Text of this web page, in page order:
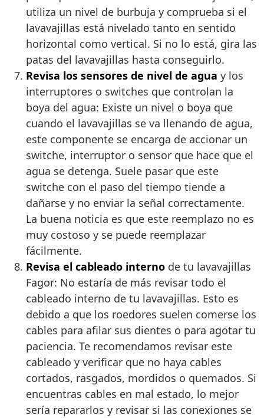
utiliza un nivel de burbuja y comprueba si el
lavavajillas está nivelado tanto en sentido
horizontal como vertical. Si no lo está, gira las
patas del lavavajillas hasta conseguirlo.
Revisa los sensores de nivel de agua y los
interruptores o switches que controlan la
boya del agua: Existe un nivel o boya que
cuando el lavavajillas se va llenando de agua,
este componente se encarga de accionar un
switche, interruptor o sensor que hace que el
agua se detenga. Suele pasar que este
switche con el paso del tiempo tiende a
dañarse y no enviar la señal correctamente.
La buena noticia es que este reemplazo no es
muy costoso y se puede reemplazar
fácilmente.
Revisa el cableado interno de tu lavavajillas
Fagor: No estaría de más revisar todo el
cableado interno de tu lavavajillas. Esto es
debido a que los roedores suelen comerse los
cables para afilar sus dientes o para agotar tu
paciencia. Te recomendamos revisar este
cableado y verificar que no haya cables
cortados, rasgados, mordidos o quemados. Si
encuentras cables en mal estado, lo mejor
sería repararlos y revisar si las conexiones se